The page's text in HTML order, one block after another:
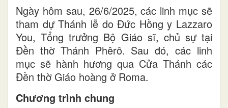
Ngày hôm sau, 26/6/2025, các linh mục sẽ
tham dự Thánh lễ do Đức Hồng y Lazzaro
You, Tổng trưởng Bộ Giáo sĩ, chủ sự tại
Đền thờ Thánh Phêrô. Sau đó, các linh
mục sẽ hành hương qua Cửa Thánh các
Đền thờ Giáo hoàng ở Roma.
Chương trình chung